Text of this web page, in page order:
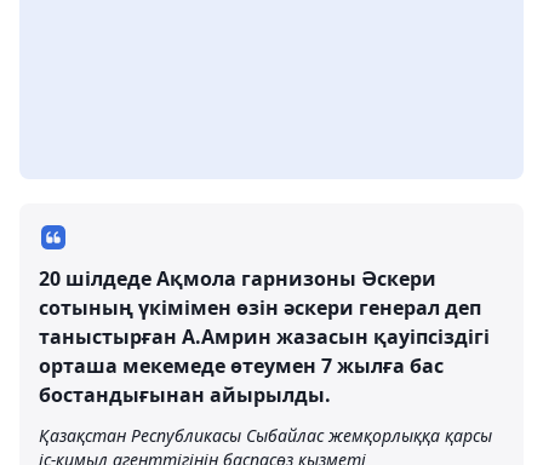
20 шілдеде Ақмола гарнизоны Әскери
сотының үкімімен өзін әскери генерал деп
таныстырған А.Амрин жазасын қауіпсіздігі
орташа мекемеде өтеумен 7 жылға бас
бостандығынан айырылды.
Қазақстан Республикасы Сыбайлас жемқорлыққа қарсы
іс-қимыл агенттігінің баспасөз қызметі